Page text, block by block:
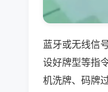
蓝牙或无线信
设好牌型等指
机洗牌、码牌